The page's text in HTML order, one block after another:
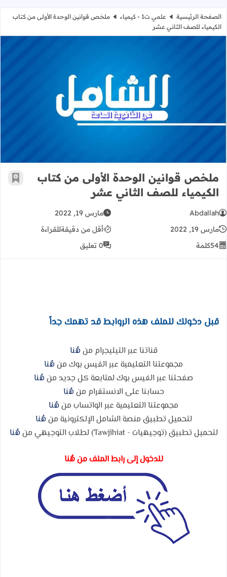
الصفحة الرئيسية علمي ت1 - كيمياء
ملخص قوانين الوحدة الأولى من كتاب
الكيمياء للصف الثاني عشر
ملخص قوانين الوحدة الأولى من
ملخص قوانين الوحدة الأولى من كتاب
الكيمياء للصف الثاني عشر
أضف
Abdallah
مارس 19, 2022
مارس 19, 2022
أقل من دقيقةللقراءة
54كلمة 0 تعليق
قبل دخولك للملف هذه الروابط قد تهمك جداً
قناتنا عبر التيليجرام منهُنا
مجموعتنا التعليمية عبر الفيس بوك منهُنا
صفحتنا عبر الفيس بوك لمتابعة كل جديد منهُنا
حسابنا على الانستقرام منهُنا
مجموعتنا التعليمية عبر الواتساب منهُنا
لتحميل تطبيق منصة الشامل الإلكترونية منهُنا
لتحميل تطبيق (توجيهيات - Tawjihiat) لطلاب التوجيهي من
هُنا
للدخول إلى رابط الملف من هُنا